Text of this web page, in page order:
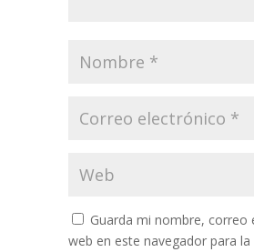
Guarda mi nombre, correo
web en este navegador para